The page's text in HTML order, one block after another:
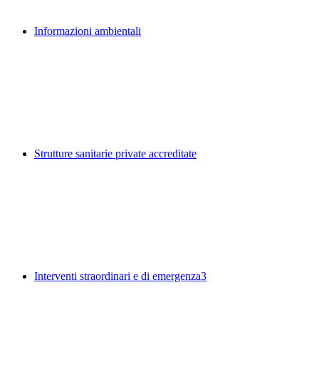
Informazioni ambientali
Strutture sanitarie private accreditate
Interventi straordinari e di emergenza3